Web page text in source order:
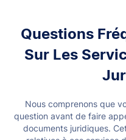
Questions
Sur Les
Nous comprenons que
question avant de faire
documents juridiques.